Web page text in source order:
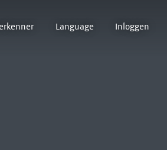
Language Inloggen